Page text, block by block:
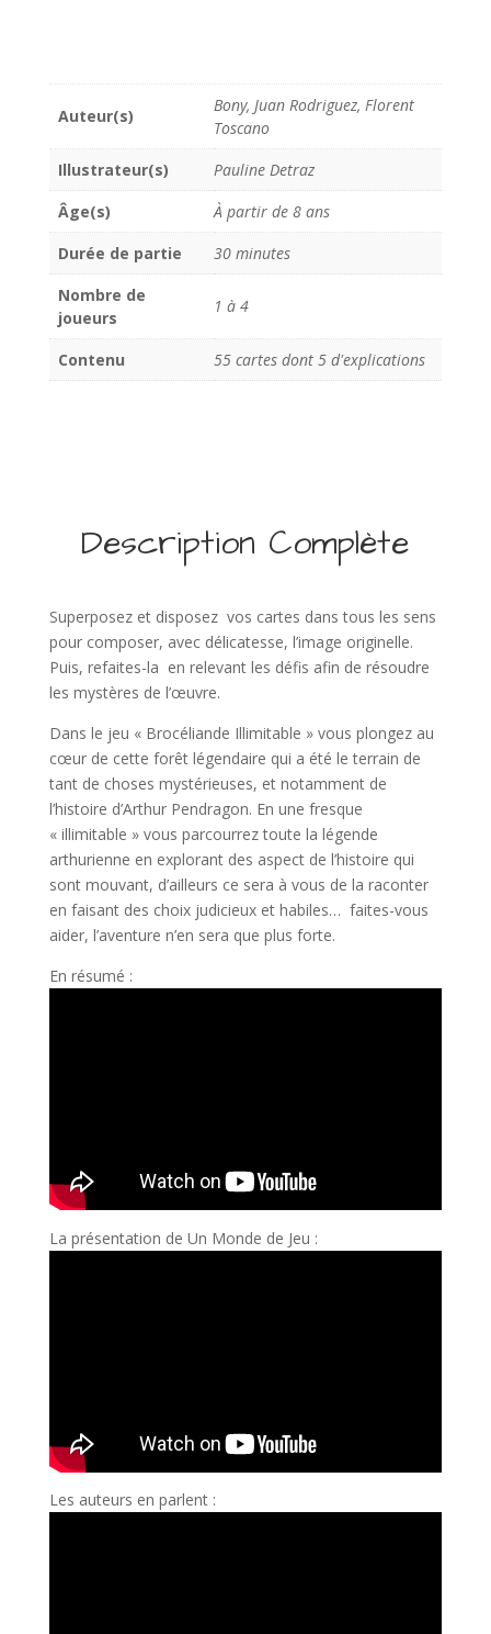
Auteur(s)
Bony, Juan Rodriguez, Florent
Toscano
Illustrateur(s)
Pauline Detraz
Âge(s)
À partir de 8 ans
Durée de partie
30 minutes
Nombre de
joueurs
1 à 4
Contenu 55 cartes dont 5 d'explications
Description Complète
Superposez et disposez vos cartes dans tous les sens
pour composer, avec délicatesse, l’image originelle.
Puis, refaites-la en relevant les défis afin de résoudre
les mystères de l’œuvre.
Dans le jeu « Brocéliande Illimitable » vous plongez au
cœur de cette forêt légendaire qui a été le terrain de
tant de choses mystérieuses, et notamment de
l’histoire d’Arthur Pendragon. En une fresque
« illimitable » vous parcourrez toute la légende
arthurienne en explorant des aspect de l’histoire qui
sont mouvant, d’ailleurs ce sera à vous de la raconter
en faisant des choix judicieux et habiles… faites-vous
aider, l’aventure n’en sera que plus forte.
En résumé :
La présentation de Un Monde de Jeu :
Les auteurs en parlent :